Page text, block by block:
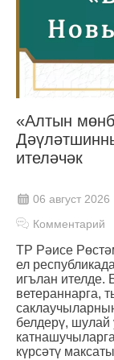
«Алтын
ителәчәк
06 август 2026
Комментарий
ТР Рәисе
ел
игълан ителде.
ветераннарга,
белдерү, шулай
күрсәтү